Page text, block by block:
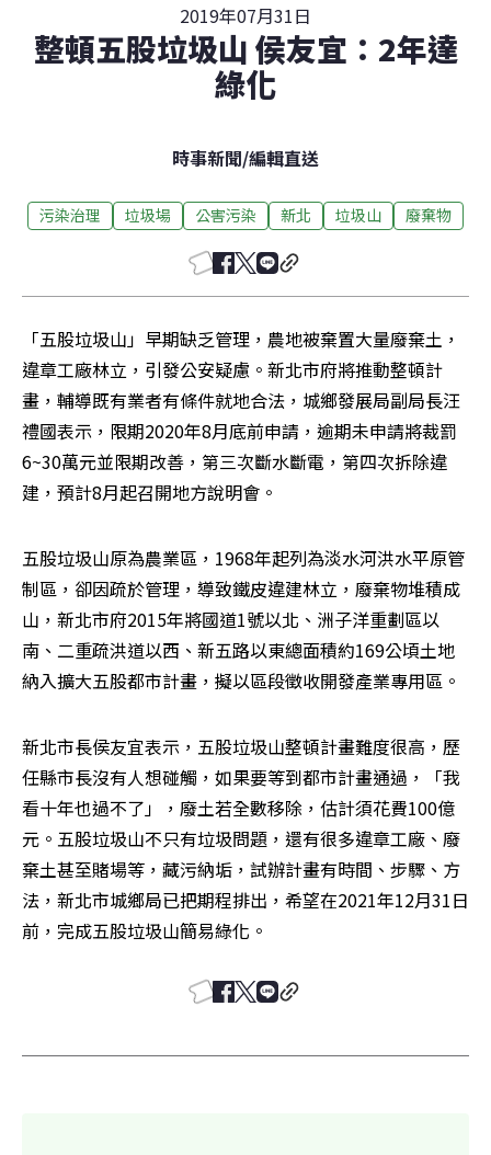
2019年07月31日
整頓五股垃圾山 侯友宜：2年達
綠化
時事新聞/編輯直送
污染治理 垃圾場 公害污染 新北 垃圾山 廢棄物
「五股垃圾山」早期缺乏管理，農地被棄置大量廢棄土，
違章工廠林立，引發公安疑慮。新北市府將推動整頓計
畫，輔導既有業者有條件就地合法，城鄉發展局副局長汪
禮國表示，限期2020年8月底前申請，逾期未申請將裁罰
6~30萬元並限期改善，第三次斷水斷電，第四次拆除違
建，預計8月起召開地方說明會。
五股垃圾山原為農業區，1968年起列為淡水河洪水平原管
制區，卻因疏於管理，導致鐵皮違建林立，廢棄物堆積成
山，新北市府2015年將國道1號以北、洲子洋重劃區以
南、二重疏洪道以西、新五路以東總面積約169公頃土地
納入擴大五股都市計畫，擬以區段徵收開發產業專用區。
新北市長侯友宜表示，五股垃圾山整頓計畫難度很高，歷
任縣市長沒有人想碰觸，如果要等到都市計畫通過，「我
看十年也過不了」，廢土若全數移除，估計須花費100億
元。五股垃圾山不只有垃圾問題，還有很多違章工廠、廢
棄土甚至賭場等，藏污納垢，試辦計畫有時間、步驟、方
法，新北市城鄉局已把期程排出，希望在2021年12月31日
前，完成五股垃圾山簡易綠化。